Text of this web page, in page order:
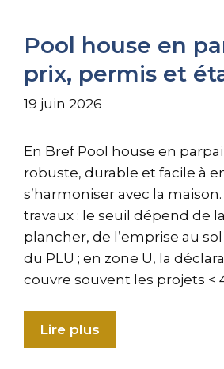
Pool house en
prix, permis et
19 juin 2026
En Bref Pool house en
robuste, durable et facile à
s’harmoniser avec la
travaux : le seuil dépend de
plancher, de l’emprise au
du PLU ; en zone U, la
couvre souvent les projets <
Lire plus